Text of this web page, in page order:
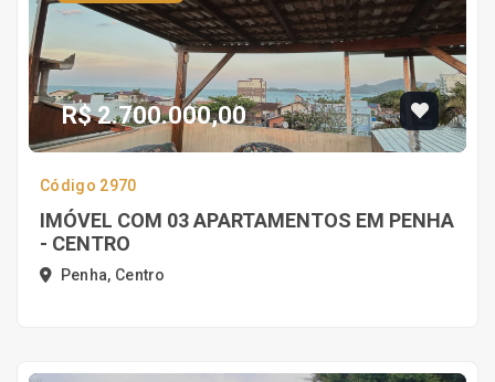
R$ 2.700.000,00
Código 2970
IMÓVEL COM 03 APARTAMENTOS EM PENHA
- CENTRO
Penha, Centro